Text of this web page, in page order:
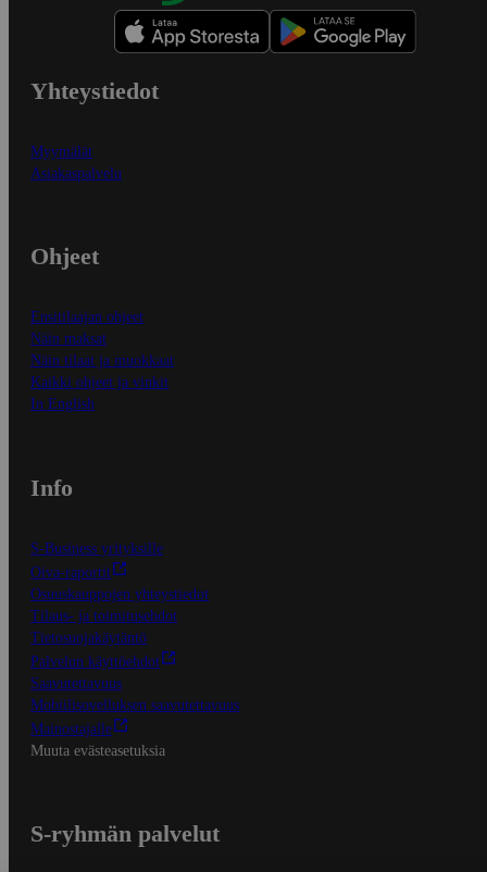
Yhteystiedot
Myymälät
Asiakaspalvelu
Ohjeet
Ensitilaajan ohjeet
Näin maksat
Näin tilaat ja muokkaat
Kaikki ohjeet ja vinkit
In English
Info
S-Business yrityksille
Oiva-raportit
Osuuskauppojen yhteystiedot
Tilaus- ja toimitusehdot
Tietosuojakäytäntö
Palvelun käyttöehdot
Saavutettavuus
Mobiilisovelluksen saavutettavuus
Mainostajalle
Muuta evästeasetuksia
S-ryhmän palvelut